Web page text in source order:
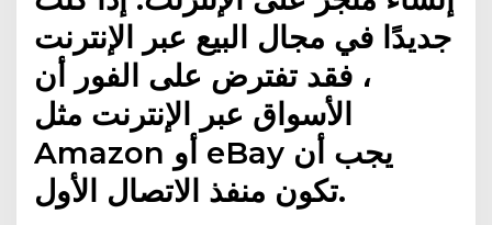
جديدًا في مجال البيع عبر الإنترنت
، فقد تفترض على الفور أن
الأسواق عبر الإنترنت مثل
Amazon أو eBay يجب أن
تكون منفذ الاتصال الأول.